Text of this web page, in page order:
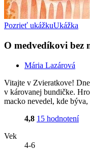
Pozrieť ukážkuUkážka
O medvedíkovi bez
Mária Lazárová
Vitajte v Zvieratkove!
v károvanej bundičke.
macko nevedel, kde
4,8 15 hodnotení
Vek
4-6